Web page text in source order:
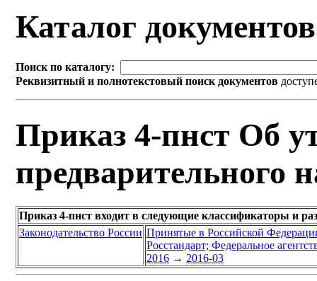
Каталог
Поиск по каталогу:
Реквизитный и полнотекстовый поиск документов
Приказ 4-пнст Об
предварительного
Приказ 4-пнст входит в следующие классификаторы и
Законодательство России Принятые в Российской
Росстандарт; Федеральное
2016 → 2016-03